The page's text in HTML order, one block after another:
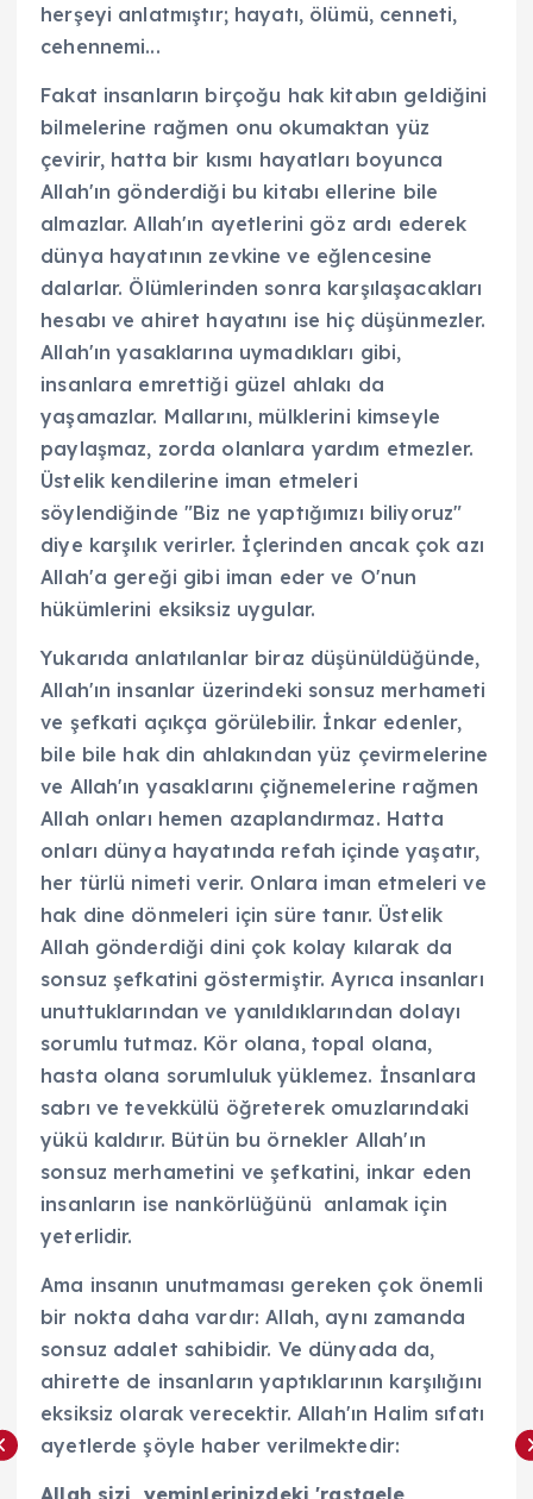
herşeyi anlatmıştır; hayatı, ölümü, cenneti,
cehennemi...
Fakat insanların birçoğu hak kitabın geldiğini
bilmelerine rağmen onu okumaktan yüz
çevirir, hatta bir kısmı hayatları boyunca
Allah'ın gönderdiği bu kitabı ellerine bile
almazlar. Allah'ın ayetlerini göz ardı ederek
dünya hayatının zevkine ve eğlencesine
dalarlar. Ölümlerinden sonra karşılaşacakları
hesabı ve ahiret hayatını ise hiç düşünmezler.
Allah'ın yasaklarına uymadıkları gibi,
insanlara emrettiği güzel ahlakı da
yaşamazlar. Mallarını, mülklerini kimseyle
paylaşmaz, zorda olanlara yardım etmezler.
Üstelik kendilerine iman etmeleri
söylendiğinde "Biz ne yaptığımızı biliyoruz"
diye karşılık verirler. İçlerinden ancak çok azı
Allah'a gereği gibi iman eder ve O'nun
hükümlerini eksiksiz uygular.
Yukarıda anlatılanlar biraz düşünüldüğünde,
Allah'ın insanlar üzerindeki sonsuz merhameti
ve şefkati açıkça görülebilir. İnkar edenler,
bile bile hak din ahlakından yüz çevirmelerine
ve Allah'ın yasaklarını çiğnemelerine rağmen
Allah onları hemen azaplandırmaz. Hatta
onları dünya hayatında refah içinde yaşatır,
her türlü nimeti verir. Onlara iman etmeleri ve
hak dine dönmeleri için süre tanır. Üstelik
Allah gönderdiği dini çok kolay kılarak da
sonsuz şefkatini göstermiştir. Ayrıca insanları
unuttuklarından ve yanıldıklarından dolayı
sorumlu tutmaz. Kör olana, topal olana,
hasta olana sorumluluk yüklemez. İnsanlara
sabrı ve tevekkülü öğreterek omuzlarındaki
yükü kaldırır. Bütün bu örnekler Allah'ın
sonsuz merhametini ve şefkatini, inkar eden
insanların ise nankörlüğünü anlamak için
yeterlidir.
Ama insanın unutmaması gereken çok önemli
bir nokta daha vardır: Allah, aynı zamanda
sonsuz adalet sahibidir. Ve dünyada da,
ahirette de insanların yaptıklarının karşılığını
eksiksiz olarak verecektir. Allah'ın Halim sıfatı
ayetlerde şöyle haber verilmektedir:
Allah sizi, yeminlerinizdeki 'rastgele